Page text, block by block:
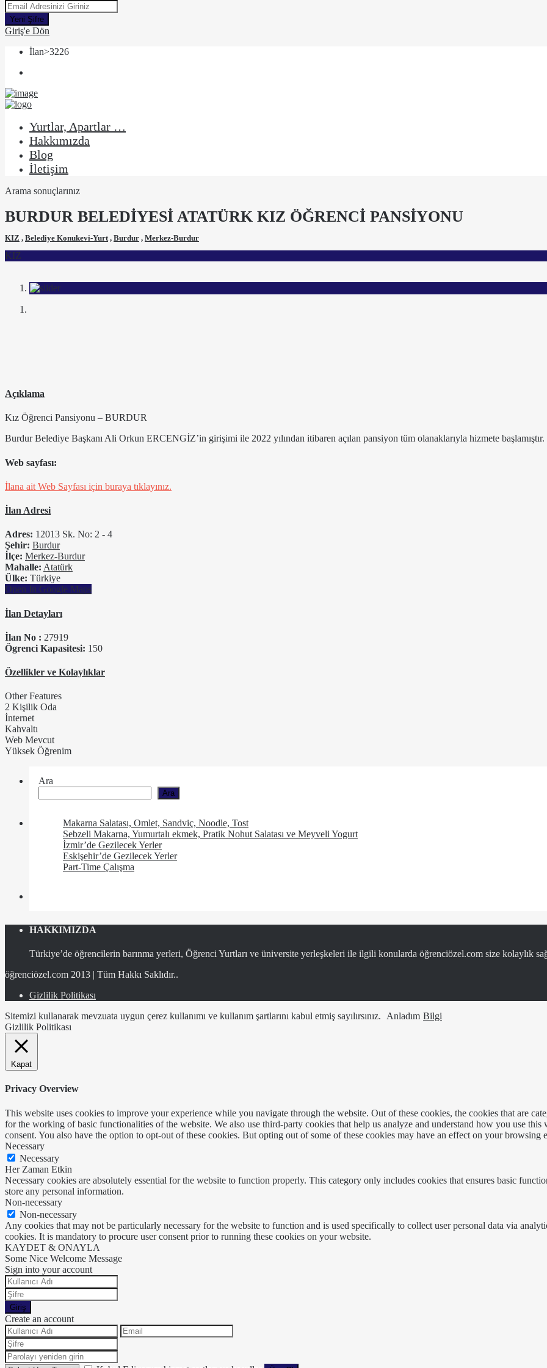
Yeni Şifre
Giriş'e Dön
İlan>3226
Yurtlar, Apartlar …
Hakkımızda
Blog
İletişim
Arama sonuçlarınız
BURDUR BELEDİYESİ ATATÜRK KIZ ÖĞRENCİ PANSİYONU
KIZ , Belediye Konukevi-Yurt , Burdur , Merkez-Burdur
KIZ
Açıklama
Kız Öğrenci Pansiyonu – BURDUR
Burdur Belediye Başkanı Ali Orkun ERCENGİZ’in girişimi ile 2022 yılından itibaren açılan pansiyon tüm olanaklarıyla hizmete başlamıştır.
Web sayfası:
İlana ait Web Sayfası için buraya tıklayınız.
İlan Adresi
Adres: 12013 Sk. No: 2 - 4
Şehir: Burdur
İlçe: Merkez-Burdur
Mahalle: Atatürk
Ülke: Türkiye
Open In Google Maps
İlan Detayları
İlan No : 27919
Ögrenci Kapasitesi: 150
Özellikler ve Kolaylıklar
Other Features
2 Kişilik Oda
İnternet
Kahvaltı
Web Mevcut
Yüksek Öğrenim
Ara
Ara
Makarna Salatası, Omlet, Sandviç, Noodle, Tost
Sebzeli Makarna, Yumurtalı ekmek, Pratik Nohut Salatası ve Meyveli Yogurt
İzmir’de Gezilecek Yerler
Eskişehir’de Gezilecek Yerler
Part-Time Çalışma
HAKKIMIZDA
Türkiye’de öğrencilerin barınma yerleri, Öğrenci Yurtları ve üniversite yerleşkeleri ile ilgili konularda öğrenciözel.com size kolaylık
öğrenciözel.com 2013 | Tüm Hakkı Saklıdır..
Gizlilik Politikası
Sitemizi kullanarak mevzuata uygun çerez kullanımı ve kullanım şartlarını kabul etmiş sayılırsınız.
Anladım Bilgi
Gizlilik Politikası
Kapat
Privacy Overview
This website uses cookies to improve your experience while you navigate through the website. Out of these cookies, the cookies that are
for the working of basic functionalities of the website. We also use third-party cookies that help us analyze and understand how you use
consent. You also have the option to opt-out of these cookies. But opting out of some of these cookies may have an effect on your browsing
Necessary
Necessary
Her Zaman Etkin
Necessary cookies are absolutely essential for the website to function properly. This category only includes cookies that ensures basic
store any personal information.
Non-necessary
Non-necessary
Any cookies that may not be particularly necessary for the website to function and is used specifically to collect user personal data via
cookies. It is mandatory to procure user consent prior to running these cookies on your website.
KAYDET & ONAYLA
Some Nice Welcome Message
Sign into your account
Giriş
Create an account